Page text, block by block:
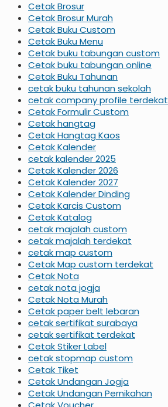
Cetak Brosur
Cetak Brosur Murah
Cetak Buku Custom
Cetak Buku Menu
Cetak buku tabungan custom
Cetak buku tabungan online
Cetak Buku Tahunan
cetak buku tahunan sekolah
cetak company profile terdekat
Cetak Formulir Custom
Cetak hangtag
Cetak Hangtag Kaos
Cetak Kalender
cetak kalender 2025
Cetak Kalender 2026
Cetak Kalender 2027
Cetak Kalender Dinding
Cetak Karcis Custom
Cetak Katalog
cetak majalah custom
cetak majalah terdekat
cetak map custom
Cetak Map custom terdekat
Cetak Nota
cetak nota jogja
Cetak Nota Murah
Cetak paper belt lebaran
cetak sertifikat surabaya
cetak sertifikat terdekat
Cetak Stiker Label
cetak stopmap custom
Cetak Tiket
Cetak Undangan Jogja
Cetak Undangan Pernikahan